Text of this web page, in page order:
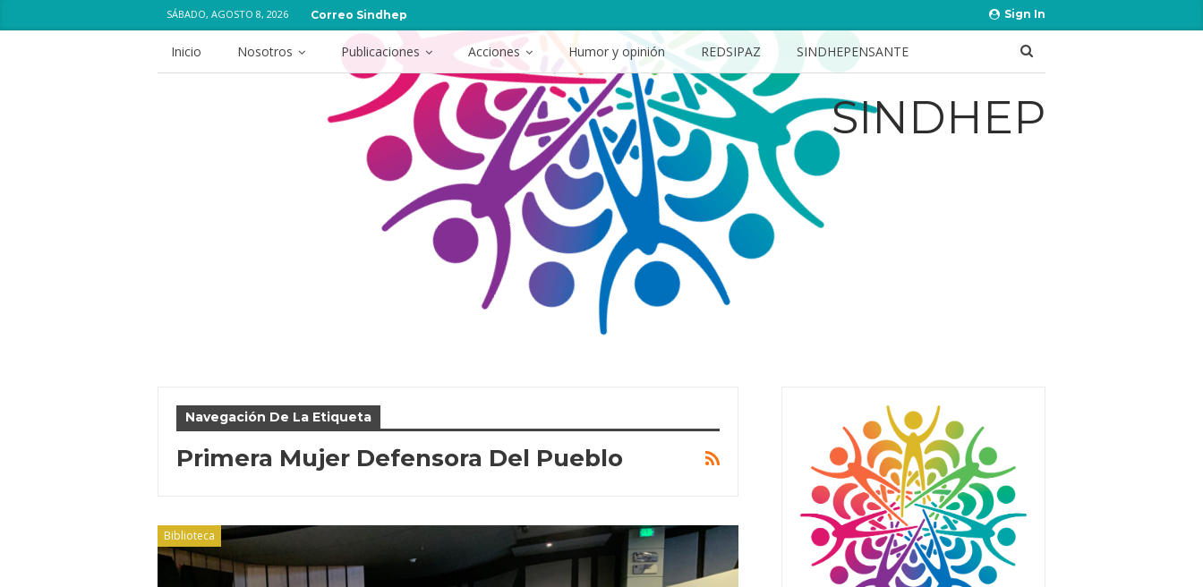
Sign In
SÁBADO, AGOSTO 8, 2026 Correo Sindhep
Inicio Nosotros Publicaciones Acciones Humor y opinión REDSIPAZ SINDHEPENSANTE
Navegación De La Etiqueta
Primera Mujer Defensora Del Pueblo
Biblioteca